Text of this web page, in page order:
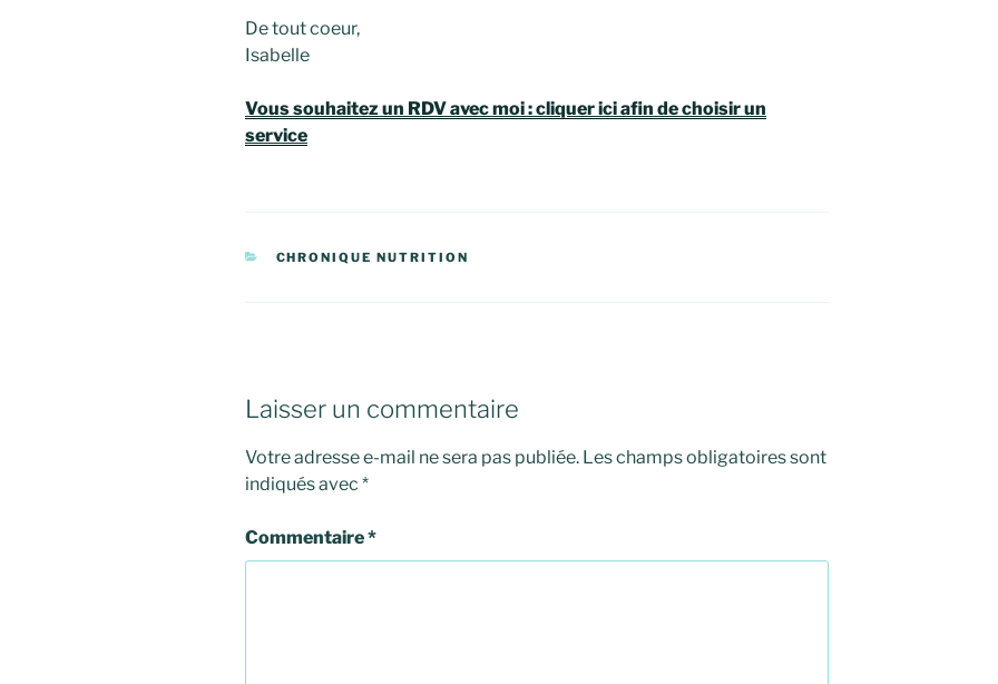
De tout coeur,
Isabelle
Vous souhaitez un RDV avec moi : cliquer ici afin de choisir un
service
CATÉGORIES
CHRONIQUE NUTRITION
Laisser un commentaire
Votre adresse e-mail ne sera pas publiée. Les champs obligatoires sont
indiqués avec *
Commentaire*